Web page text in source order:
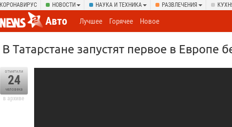
КОРОНАВИРУС НОВОСТИ НАУКА И ТЕХНИКА РАЗВЛЕЧЕНИЯ
Авто Лучшее Горячее Новое
В Татарстане запустят первое в Европе
отметили
24
человека
в архиве